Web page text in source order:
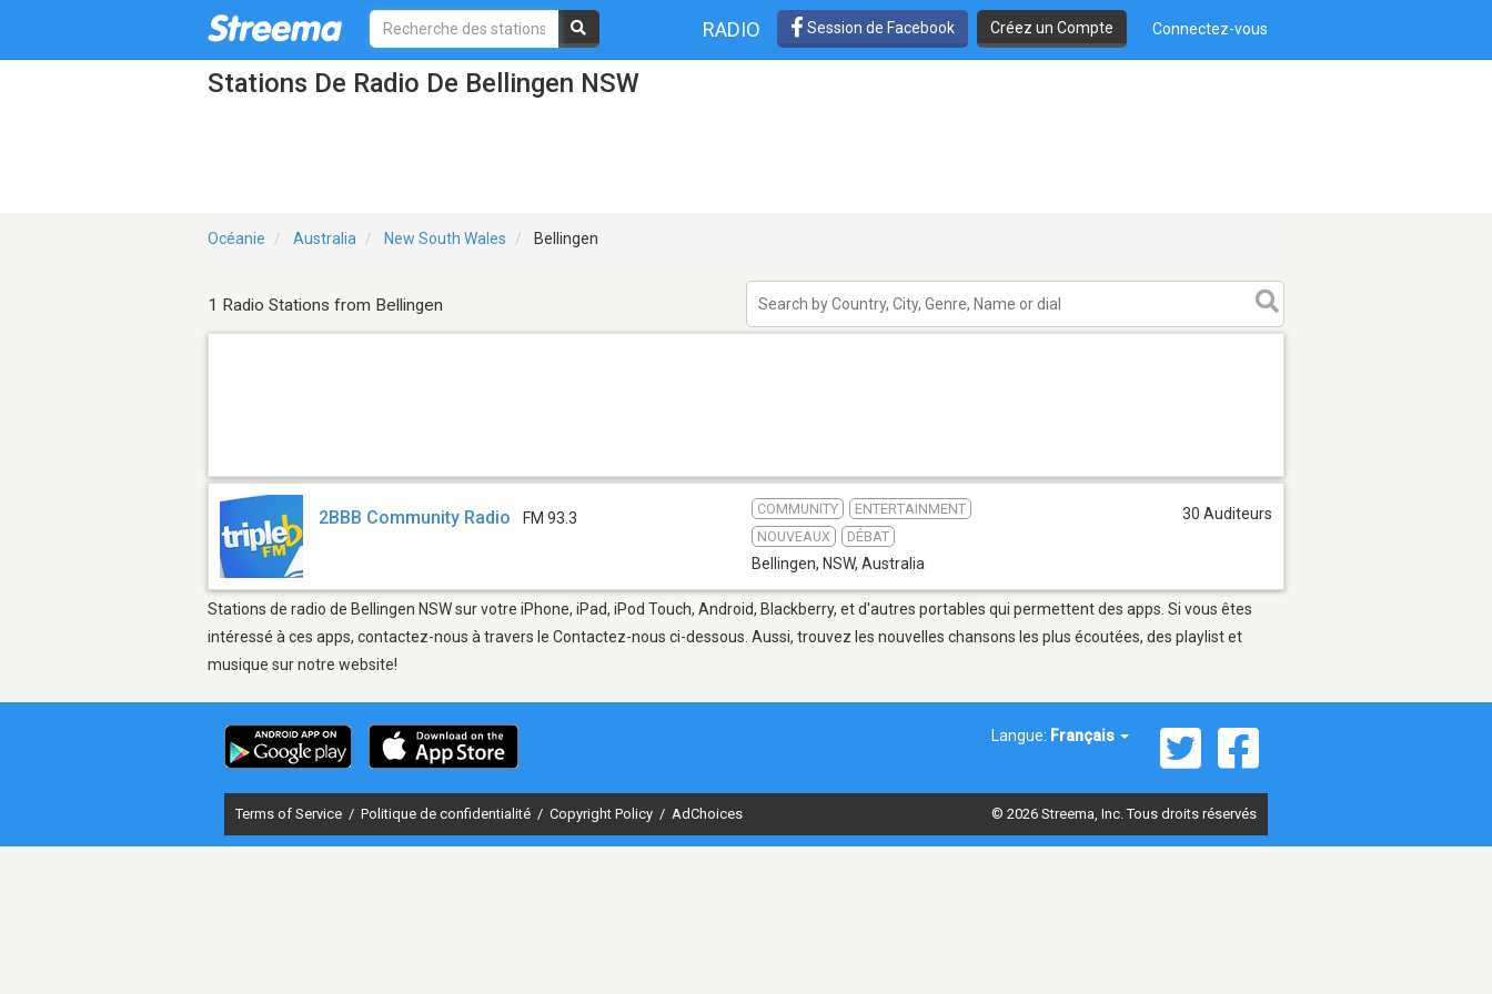
RADIO Session de Facebook Créez un Compte Connectez-vous
Stations De Radio De Bellingen NSW
Océanie Australia New South Wales Bellingen
1 Radio Stations from Bellingen
2BBB Community Radio FM 93.3
COMMUNITY
ENTERTAINMENT
NOUVEAUX
DÉBAT
Bellingen, NSW, Australia
30 Auditeurs
Stations de radio de Bellingen NSW sur votre iPhone, iPad, iPod Touch, Android, Blackberry, et d'autres portables qui permettent des apps. Si vous êtes
intéressé à ces apps, contactez-nous à travers le Contactez-nous ci-dessous. Aussi, trouvez les nouvelles chansons les plus écoutées, des playlist et
musique sur notre website!
Langue: Français
Terms of Service / Politique de confidentialité / Copyright Policy / AdChoices © 2026 Streema, Inc. Tous droits réservés